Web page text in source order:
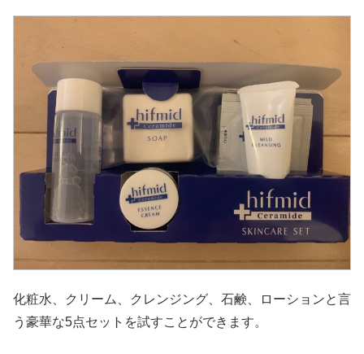
化粧水、クリーム、クレンジング、石鹸、ローションと言
う豪華な5点セットを試すことができます。